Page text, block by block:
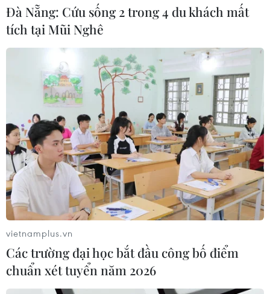
Đà Nẵng: Cứu sống 2 trong 4 du khách mất
tích tại Mũi Nghê
vietnamplus.vn
Các trường đại học bắt đầu công bố điểm
chuẩn xét tuyển năm 2026